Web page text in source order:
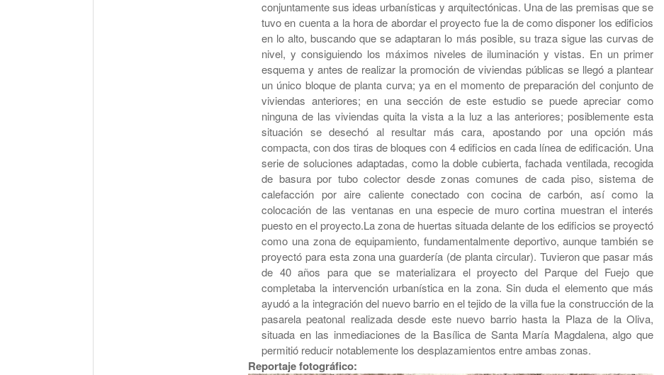
conjuntamente sus ideas urbanísticas y arquitectónicas. Una de las premisas que se
tuvo en cuenta a la hora de abordar el proyecto fue la de como disponer los edificios
en lo alto, buscando que se adaptaran lo más posible, su traza sigue las curvas de
nivel, y consiguiendo los máximos niveles de iluminación y vistas. En un primer
esquema y antes de realizar la promoción de viviendas públicas se llegó a plantear
un único bloque de planta curva; ya en el momento de preparación del conjunto de
viviendas anteriores; en una sección de este estudio se puede apreciar como
ninguna de las viviendas quita la vista a la luz a las anteriores; posiblemente esta
situación se desechó al resultar más cara, apostando por una opción más
compacta, con dos tiras de bloques con 4 edificios en cada línea de edificación. Una
serie de soluciones adaptadas, como la doble cubierta, fachada ventilada, recogida
de basura por tubo colector desde zonas comunes de cada piso, sistema de
calefacción por aire caliente conectado con cocina de carbón, así como la
colocación de las ventanas en una especie de muro cortina muestran el interés
puesto en el proyecto.La zona de huertas situada delante de los edificios se proyectó
como una zona de equipamiento, fundamentalmente deportivo, aunque también se
proyectó para esta zona una guardería (de planta circular). Tuvieron que pasar más
de 40 años para que se materializara el proyecto del Parque del Fuejo que
completaba la intervención urbanística en la zona. Sin duda el elemento que más
ayudó a la integración del nuevo barrio en el tejido de la villa fue la construcción de la
pasarela peatonal realizada desde este nuevo barrio hasta la Plaza de la Oliva,
situada en las inmediaciones de la Basílica de Santa María Magdalena, algo que
permitió reducir notablemente los desplazamientos entre ambas zonas.
Reportaje fotográfico: